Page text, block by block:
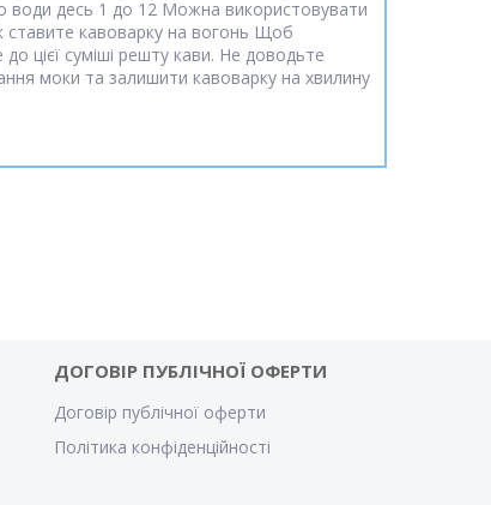
води десь 1 до 12 Можна використовувати
ставите кавоварку на вогонь Щоб
цієї суміші решту кави. Не доводьте
моки та залишити кавоварку на хвилину
ДОГОВІР ПУБЛІЧНОЇ ОФЕРТИ
Договір публічної оферти
Політика конфіденційності